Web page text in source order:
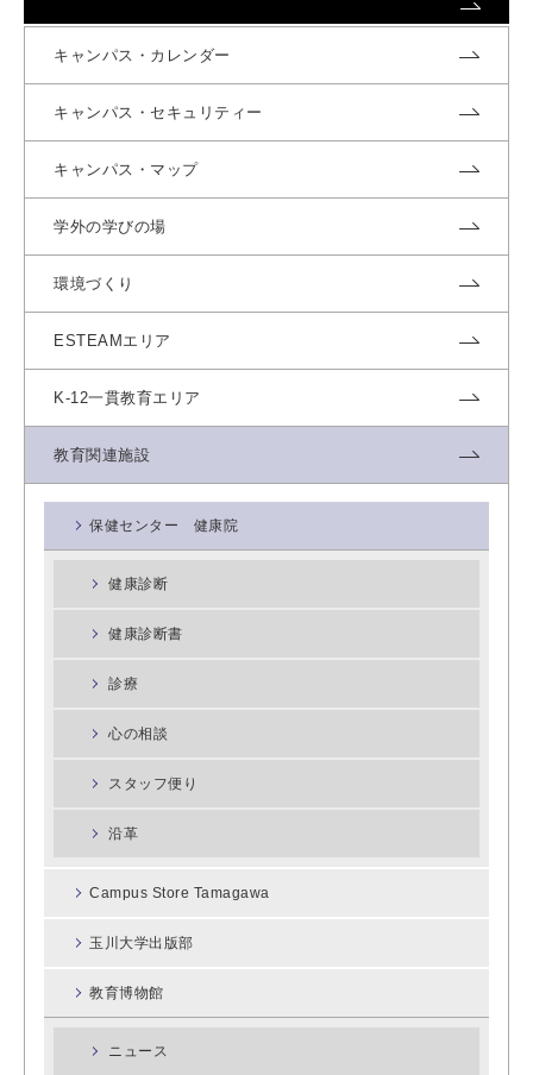
キャンパス・カレンダー
キャンパス・セキュリティー
キャンパス・マップ
学外の学びの場
環境づくり
ESTEAMエリア
K-12一貫教育エリア
教育関連施設
保健センター 健康院
健康診断
健康診断書
診療
心の相談
スタッフ便り
沿革
Campus Store Tamagawa
玉川大学出版部
教育博物館
ニュース